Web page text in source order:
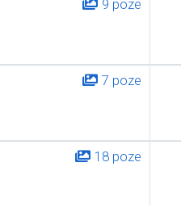
9 poze
7 poze
18 poze